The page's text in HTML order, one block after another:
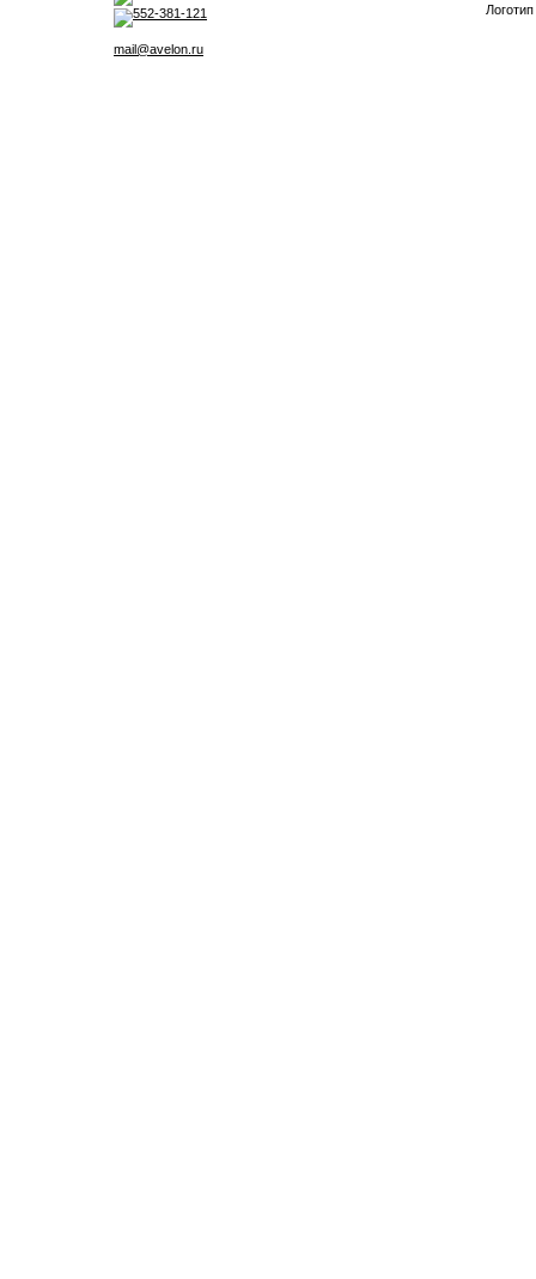
552-381-121
mail@avelon.ru